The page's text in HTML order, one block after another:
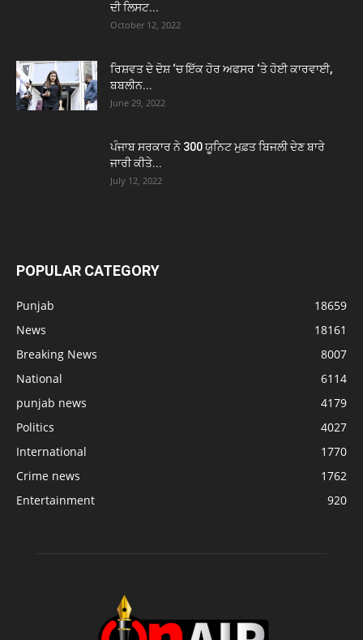
ਦੀ ਲਿਸਟ...
October 12, 2022
ਰਿਸ਼ਵਤ ਦੇ ਦੋਸ਼ ‘ਚ ਇੱਕ ਹੋਰ ਅਫਸਰ ‘ਤੇ ਹੋਈ ਕਾਰਵਾਈ,
ਬਬਲੀਨ...
June 29, 2022
ਪੰਜਾਬ ਸਰਕਾਰ ਨੇ 300 ਯੂਨਿਟ ਮੁਫ਼ਤ ਬਿਜਲੀ ਦੇਣ ਬਾਰੇ
ਜਾਰੀ ਕੀਤੇ...
July 12, 2022
POPULAR CATEGORY
Punjab
18659
News
18161
Breaking News
8007
National
6114
punjab news
4179
Politics
4027
International
1770
Crime news
1762
Entertainment
920